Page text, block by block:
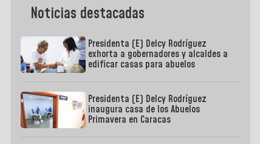
Noticias destacadas
Presidenta (E) Delcy Rodríguez
exhorta a gobernadores y alcaldes a
edificar casas para abuelos
Presidenta (E) Delcy Rodríguez
inaugura casa de los Abuelos
Primavera en Caracas